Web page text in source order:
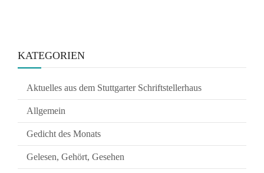
KATEGORIEN
Aktuelles aus dem Stuttgarter Schriftstellerhaus
Allgemein
Gedicht des Monats
Gelesen, Gehört, Gesehen